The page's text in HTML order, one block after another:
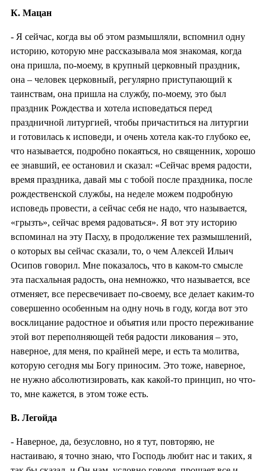
К. Мацан
- Я сейчас, когда вы об этом размышляли, вспомнил одну
историю, которую мне рассказывала моя знакомая, когда
она пришла, по-моему, в крупный церковный праздник,
она – человек церковный, регулярно приступающий к
таинствам, она пришла на службу, по-моему, это был
праздник Рождества и хотела исповедаться перед
праздничной литургией, чтобы причаститься на литургии
и готовилась к исповеди, и очень хотела как-то глубоко ее,
что называется, подробно покаяться, но священник, хорошо
ее знавший, ее остановил и сказал: «Сейчас время радости,
время праздника, давай мы с тобой после праздника, после
рождественской службы, на неделе можем подробную
исповедь провести, а сейчас себя не надо, что называется,
«грызть», сейчас время радоваться». Я вот эту историю
вспоминал на эту Пасху, в продолжение тех размышлений,
о которых вы сейчас сказали, то, о чем Алексей Ильич
Осипов говорил. Мне показалось, что в каком-то смысле
эта пасхальная радость, она немножко, что называется, все
отменяет, все пересвечивает по-своему, все делает каким-то
совершенно особенным на одну ночь в году, когда вот это
восклицание радостное и объятия или просто переживание
этой вот переполняющей тебя радости ликования – это,
наверное, для меня, по крайней мере, и есть та молитва,
которую сегодня мы Богу приносим. Это тоже, наверное,
не нужно абсолютизировать, как какой-то принцип, но что-
то, мне кажется, в этом тоже есть.
В. Легойда
- Наверное, да, безусловно, но я тут, повторяю, не
настаиваю, я точно знаю, что Господь любит нас и таких, я